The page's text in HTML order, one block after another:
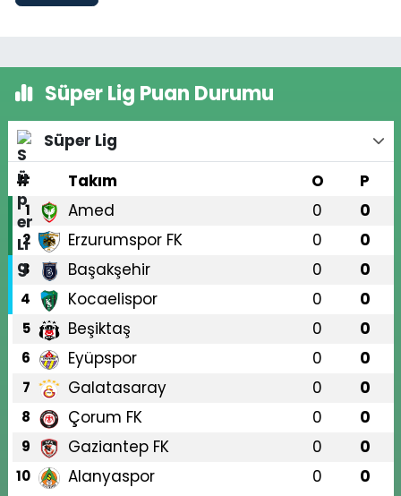
Süper Lig Puan Durumu
Süper Lig
#
Takım O P
1 Amed 0 0
2 Erzurumspor FK 0 0
3 Başakşehir 0 0
4 Kocaelispor 0 0
5 Beşiktaş 0 0
6 Eyüpspor 0 0
7 Galatasaray 0 0
8 Çorum FK 0 0
9 Gaziantep FK 0 0
10 Alanyaspor 0 0